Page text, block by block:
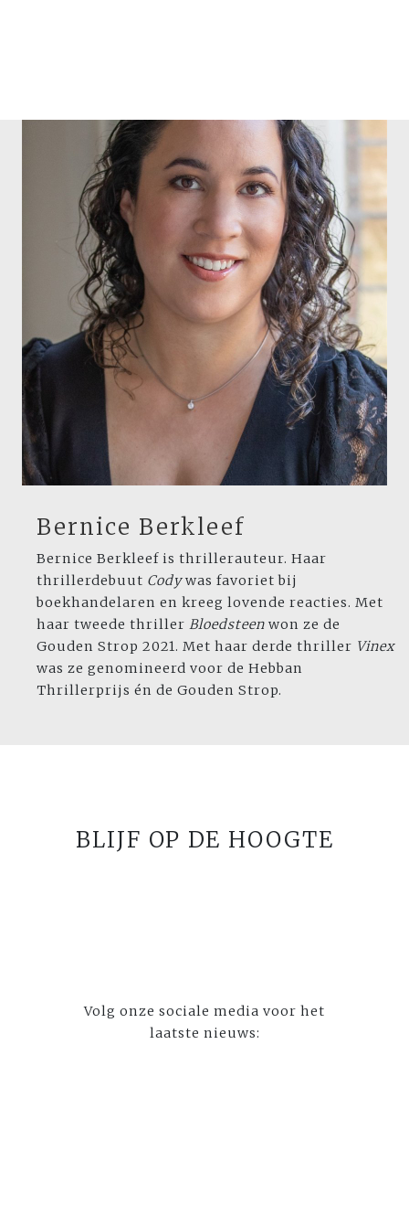
Bernice Berkleef
Bernice Berkleef is thrillerauteur. Haar
thrillerdebuut Codywas favoriet bij
boekhandelaren en kreeg lovende reacties. Met
haar tweede thriller Bloedsteen won ze de
Gouden Strop 2021. Met haar derde thriller Vinex
was ze genomineerd voor de Hebban
Thrillerprijs én de Gouden Strop.
BLIJF OP DE HOOGTE
Volg onze sociale media voor het
laatste nieuws: